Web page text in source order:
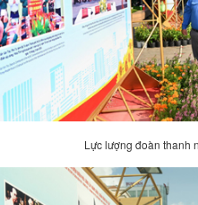
Lực lượng đoàn thanh